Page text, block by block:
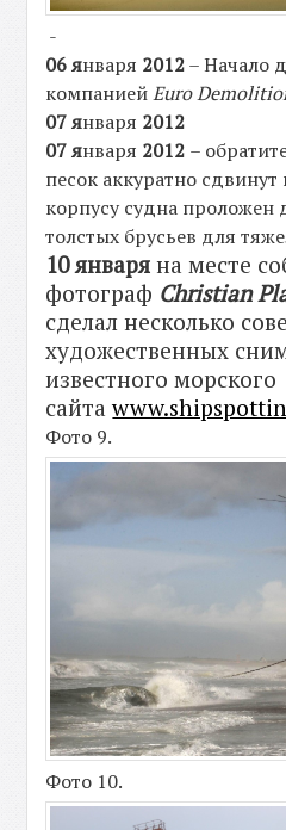
-
06января 2012– Начало
компаниейEuro
07января 2012
07января 2012 –
песок аккуратно
корпусу судна проложен
толстых брусьев для
10 января на месте
фотограф Christian
сделал несколько
художественных
известного морского
сайта
Фото 9.
Фото 10.